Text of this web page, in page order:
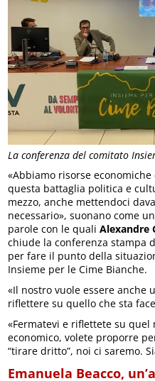
La conferenza del comitato
«Abbiamo risorse
questa battaglia politica e
mezzo, anche mettendoci
necessario», suonano come
parole con le qualiAlexandre
chiude la conferenza stampa
per fare il punto della
Insieme per le Cime Bianche.
«Il nostro vuole essere anche
riflettere su quello che sta
«Fermatevi e riflettete su
economico, volete proporre
“tirare dritto”, noi ci saremo.
Emanuela Beacco,